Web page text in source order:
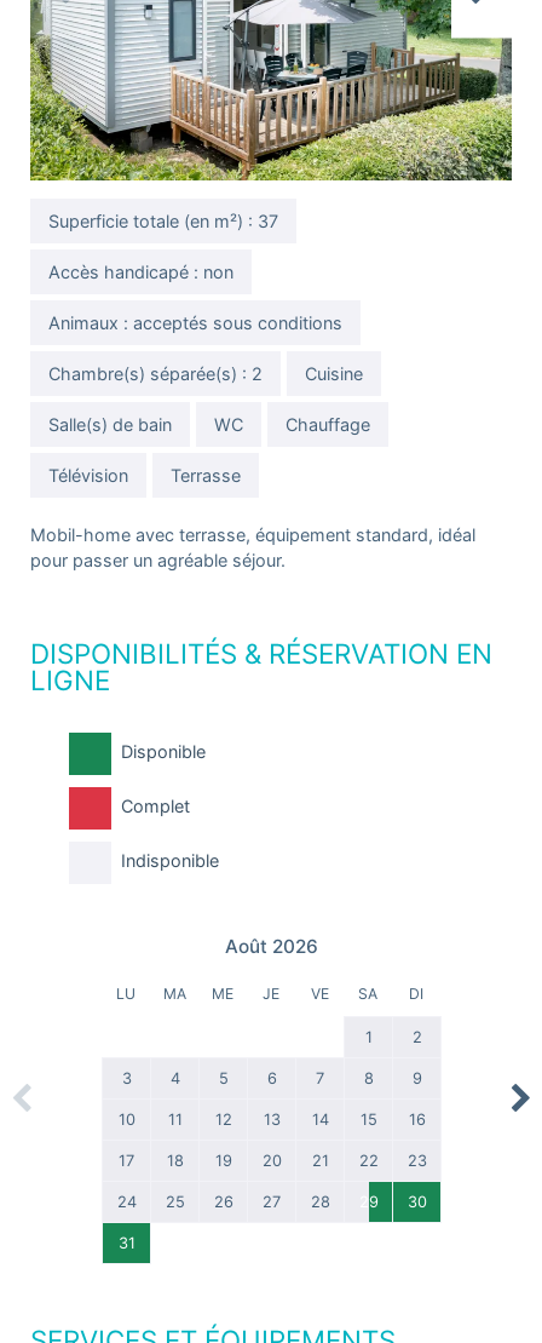
Superficie totale (en m²) : 37
Accès handicapé : non
Animaux : acceptés sous conditions
Chambre(s) séparée(s) : 2 Cuisine
Salle(s) de bain WC Chauffage
Télévision Terrasse
Mobil-home avec terrasse, équipement standard, idéal
pour passer un agréable séjour.
DISPONIBILITÉS & RÉSERVATION EN
LIGNE
Disponible
Complet
Indisponible
Previous
Août 2026
LU MA ME JE VE SA DI
1 2
3 4 5 6 7 8 9
10 11 12 13 14 15 16
17 18 19 20 21 22 23
24 25 26 27 28 29 30
31